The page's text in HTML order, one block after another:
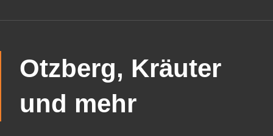
Otzberg, Kräuter
und mehr